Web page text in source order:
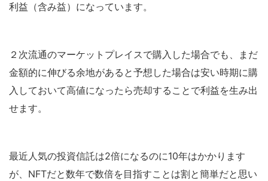
利益（含み益）になっています。
２次流通のマーケットプレイスで購入した場合でも、まだ
金額的に伸びる余地があると予想した場合は安い時期に購
入しておいて高値になったら売却することで利益を生み出
せます。
最近人気の投資信託は2倍になるのに10年はかかります
が、NFTだと数年で数倍を目指すことは割と簡単だと思い